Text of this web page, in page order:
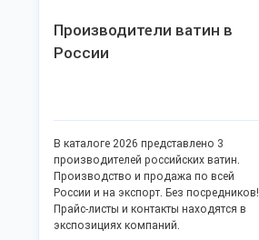
Производители ватин в
России
В каталоге 2026 представлено 3
производителей российских ватин.
Производство и продажа по всей
России и на экспорт. Без посредников!
Прайс-листы и контакты находятся в
экспозициях компаний.